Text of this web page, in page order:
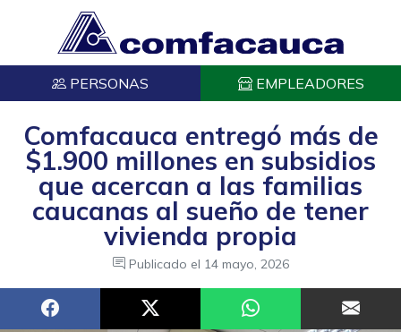
PERSONAS EMPLEADORES
Comfacauca entregó más de
$1.900 millones en subsidios
que acercan a las familias
caucanas al sueño de tener
vivienda propia
Publicado el 14 mayo, 2026